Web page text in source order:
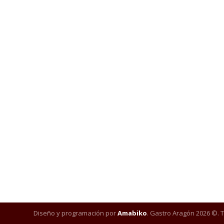
Diseño y programación porAmabiko. Gastro Aragón 2026 ©.